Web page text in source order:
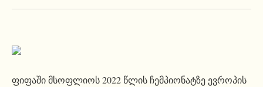
ფიფაში მსოფლიოს 2022 წლის ჩემპიონატზე ევროპის